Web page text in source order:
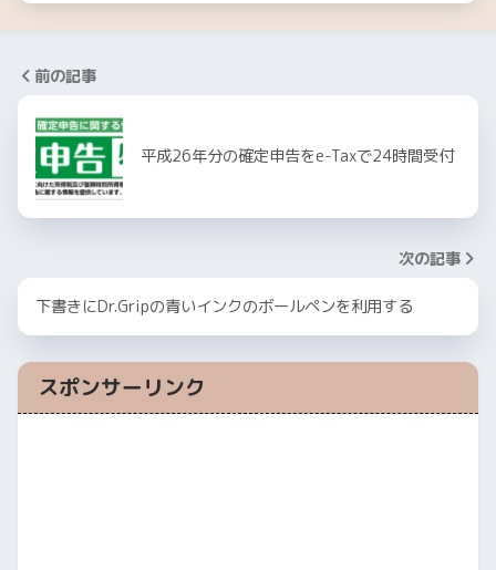
前の記事
平成26年分の確定申告をe-Taxで24時間受付
次の記事
下書きにDr.Gripの青いインクのボールペンを利用する
スポンサーリンク